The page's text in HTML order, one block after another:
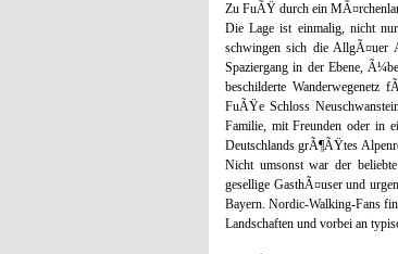
Zu FuÃŸ durch ein
Die Lage ist einmalig, nicht
schwingen sich die AllgÃ¤uer
Spaziergang in der Ebene,
beschilderte
FuÃŸe Schloss
Familie, mit Freunden oder in
Deutschlands grÃ¶ÃŸtes
Nicht umsonst war der
gesellige GasthÃ¤user und
Bayern. Nordic-Walking-Fans
Landschaften und vorbei an